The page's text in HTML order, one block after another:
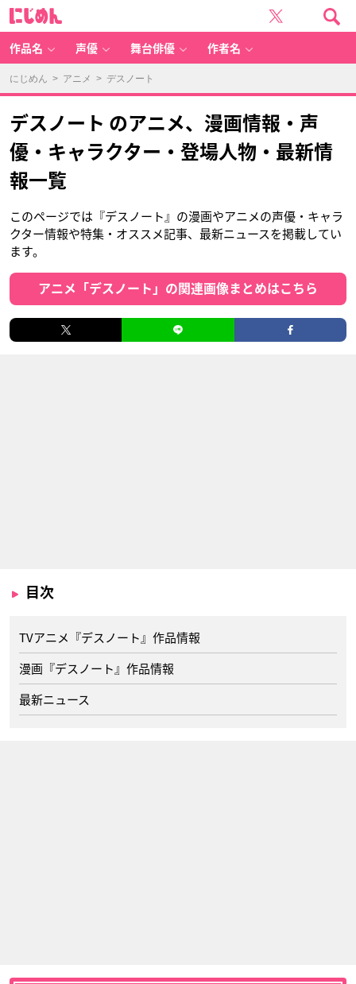
作品名 声優 舞台俳優 作者名
にじめん > アニメ > デスノート
デスノート のアニメ、漫画情報・声
優・キャラクター・登場人物・最新情
報一覧
このページでは『デスノート』の漫画やアニメの声優・キャラ
クター情報や特集・オススメ記事、最新ニュースを掲載してい
ます。
アニメ「デスノート」の関連画像まとめはこちら
目次
TVアニメ『デスノート』作品情報
漫画『デスノート』作品情報
最新ニュース